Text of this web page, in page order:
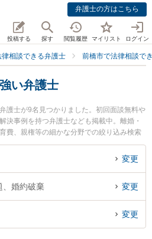
弁護士の方はこちら
投稿する 探す 閲覧履歴 マイリスト ログイン
相談できる弁護士 前橋市で法律相談で
い弁護士
護士が9名見つかりました。初回面談無料や
決事例を持つ弁護士なども掲載中。離婚・
費、親権等の細かな分野での絞り込み検索
事務所の羽鳥 正靖弁護士や山田穂積法律事
務所の石井 英智弁護士のプロフィール情報
索したい』『初回相談無料で婚約破棄を法
談予約したい』などでお困りの相談者さん
変更
、婚約破棄 変更
変更